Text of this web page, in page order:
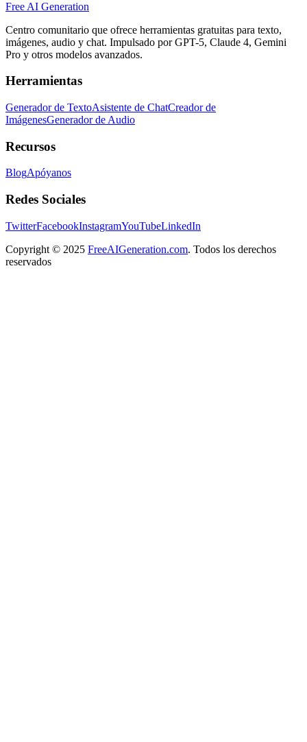
Free AI Generation
Centro comunitario que ofrece herramientas gratuitas para texto,
imágenes, audio y chat. Impulsado por GPT-5, Claude 4, Gemini
Pro y otros modelos avanzados.
Herramientas
Generador de TextoAsistente de ChatCreador de
ImágenesGenerador de Audio
Recursos
BlogApóyanos
Redes Sociales
TwitterFacebookInstagramYouTubeLinkedIn
Copyright © 2025 FreeAIGeneration.com. Todos los derechos
reservados